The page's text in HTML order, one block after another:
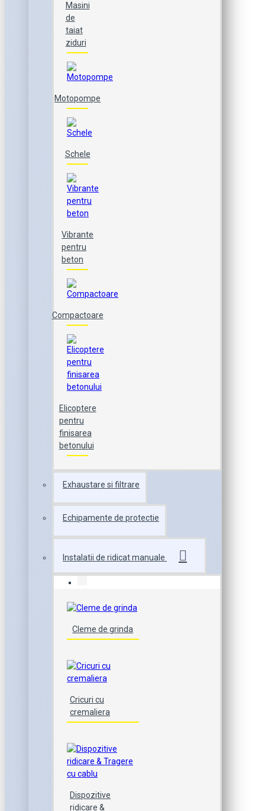
Masini
de
taiat
ziduri
Motopompe
Schele
Vibrante
pentru
beton
Compactoare
Elicoptere
pentru
finisarea
betonului
Exhaustare si filtrare
Echipamente de protectie
Instalatii de ridicat manuale
Cleme de grinda
Cricuri cu
cremaliera
Dispozitive
ridicare &